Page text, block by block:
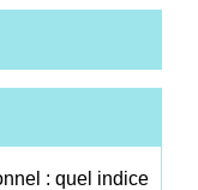
: quel indice